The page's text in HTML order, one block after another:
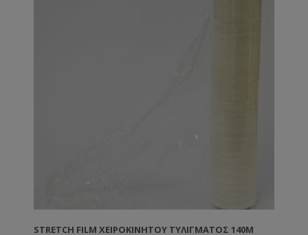
STRETCH FILM ΧΕΙΡΟΚΊΝΗΤΟΥ ΤΥΛΊΓΜΑΤΟΣ 140M